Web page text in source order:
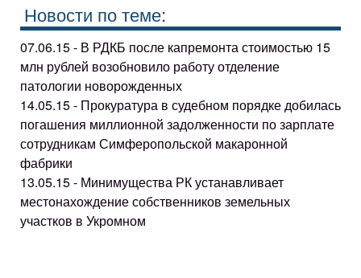
Новости по теме:
07.06.15 - В РДКБ после капремонта стоимостью 15
млн рублей возобновило работу отделение
патологии новорожденных
14.05.15 - Прокуратура в судебном порядке добилась
погашения миллионной задолженности по зарплате
сотрудникам Симферопольской макаронной
фабрики
13.05.15 - Минимущества РК устанавливает
местонахождение собственников земельных
участков в Укромном